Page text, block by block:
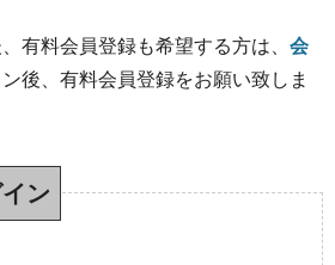
有料会員登録も希望する方は、 会
後、有料会員登録をお願い致しま
ン